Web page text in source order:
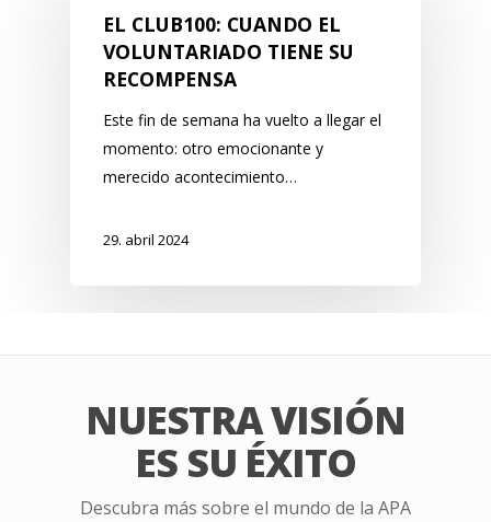
EL CLUB100: CUANDO EL
VOLUNTARIADO TIENE SU
RECOMPENSA
Este fin de semana ha vuelto a llegar el
momento: otro emocionante y
merecido acontecimiento…
29. abril 2024
NUESTRA VISIÓN
ES SU ÉXITO
Descubra más sobre el mundo de la APA